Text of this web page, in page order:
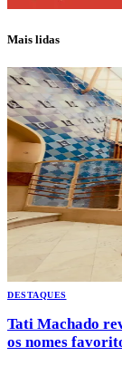
Mais lidas
DESTAQUES
Tati Machado
os nomes